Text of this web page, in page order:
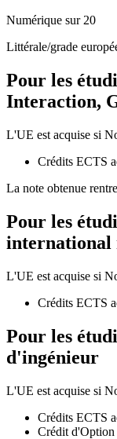
Numérique sur 20
Littérale/grade
Pour les
Interaction,
L'UE est acquise si
Crédits ECTS
La note obtenue
Pour les
international
L'UE est acquise si
Crédits ECTS
Pour les
d'ingénieur
L'UE est acquise si
Crédits ECTS
Crédit d'Option